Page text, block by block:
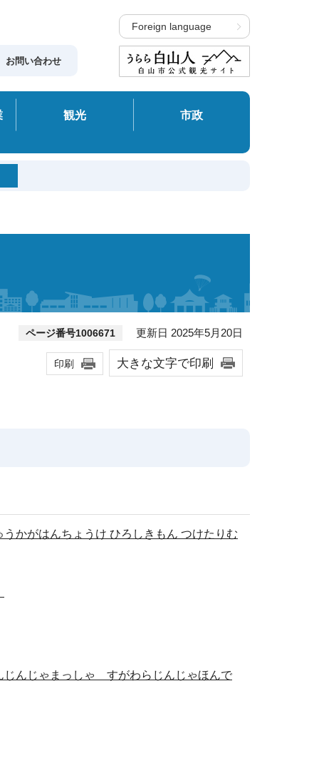
お問い合わせ
Foreign language
観光 市政
ページ番号1006671 更新日 2025年5月20日
印刷 大きな文字で印刷
かがはんちょうけ ひろしきもん つけたりむ
んじゃまっしゃ すがわらじんじゃほんで